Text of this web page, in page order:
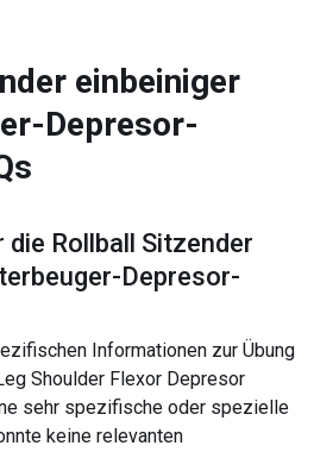
einbeiniger
Depresor-
die Rollball Sitzender
Depresor-
Informationen zur Übung
Shoulder Flexor Depresor
sehr spezifische oder spezielle
keine relevanten